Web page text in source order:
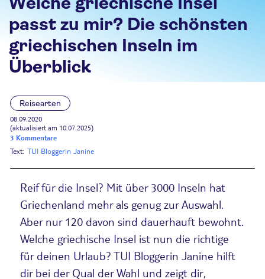
passt zu mir? Die schönsten
griechischen Inseln im
Überblick
Reisearten
08.09.2020
(aktualisiert am 10.07.2025)
3 Kommentare
Text: TUI Bloggerin Janine
Reif für die Insel? Mit über 3000 Inseln hat
Griechenland mehr als genug zur Auswahl.
Aber nur 120 davon sind dauerhauft bewohnt.
Welche griechische Insel ist nun die richtige
für deinen Urlaub? TUI Bloggerin Janine hilft
dir bei der Qual der Wahl und zeigt dir,